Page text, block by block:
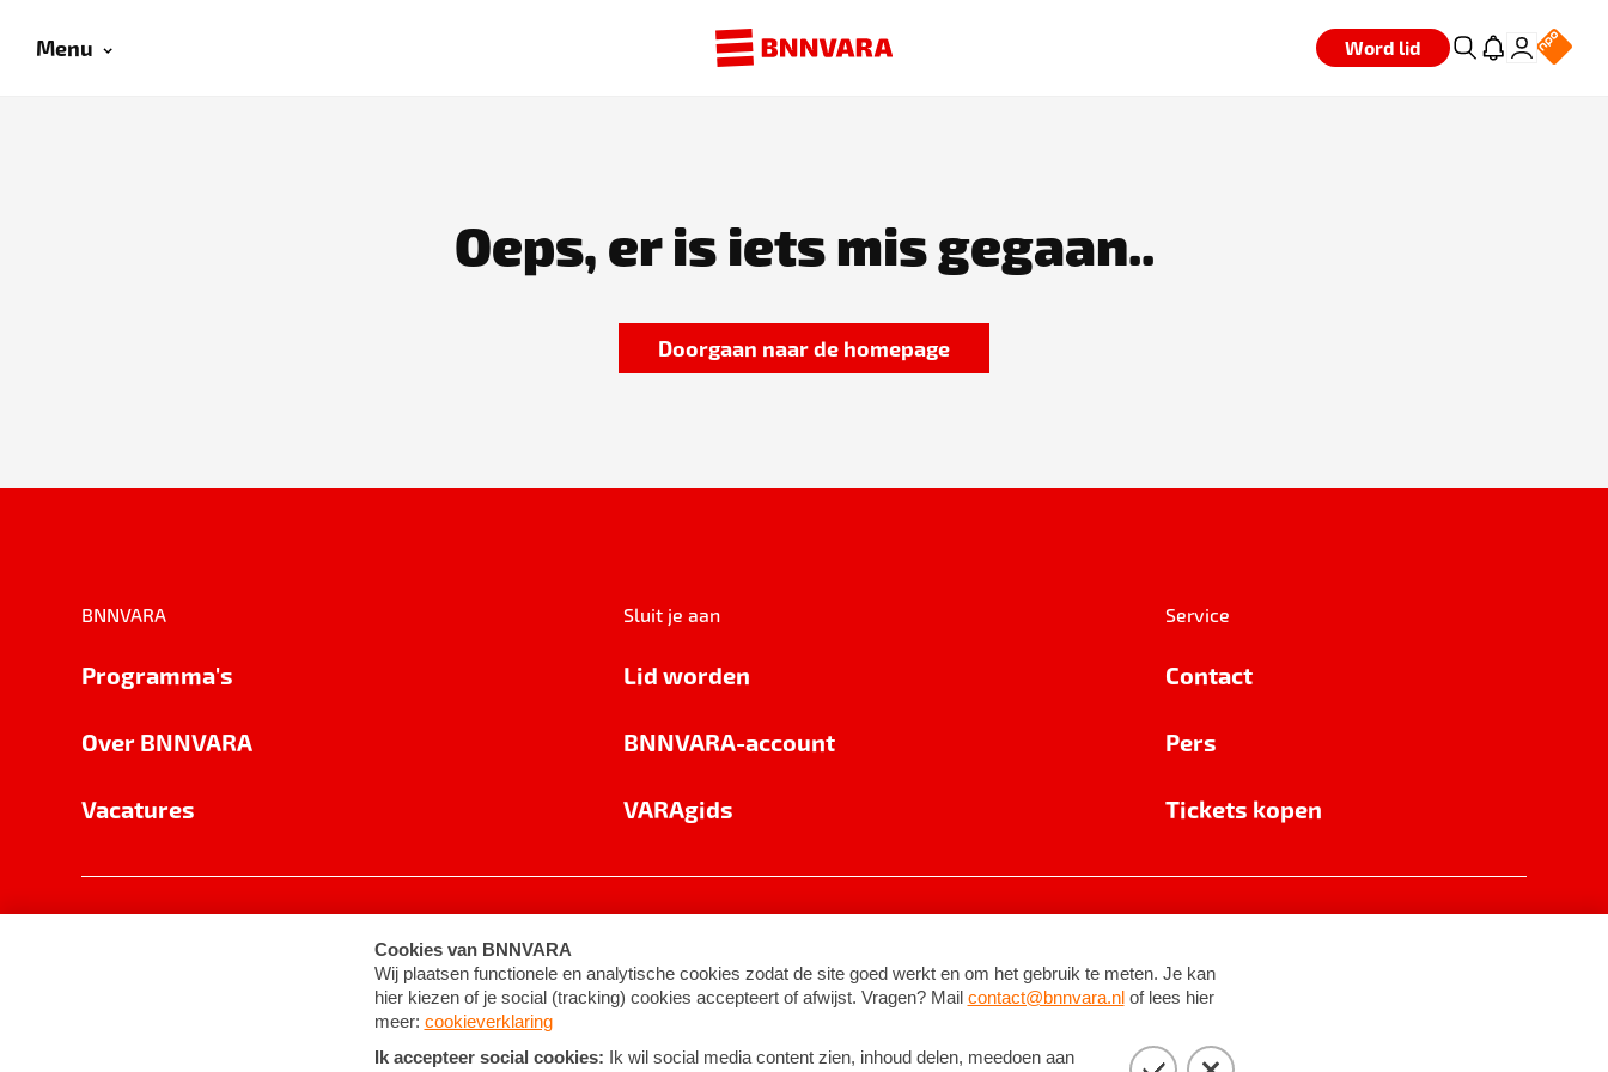
Menu Word lid
Oeps, er is iets mis gegaan..
Doorgaan naar de homepage
BNNVARA
Programma's
Over BNNVARA
Vacatures
Sluit je aan
Lid worden
BNNVARA-account
VARAgids
Service
Contact
Pers
Tickets kopen
Cookie-instellingen Algemene voorwaarden ©2026BNNVARA